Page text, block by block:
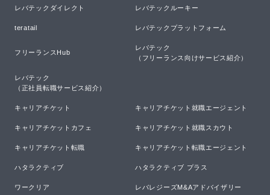
レバテックダイレクト レバテックルーキー
teratail レバテックプラットフォーム
フリーランスHub
レバテック
（フリーランス向けサービス紹介）
レバテック
（正社員転職サービス紹介）
キャリアチケット キャリアチケット就職エージェント
キャリアチケットカフェ キャリアチケット就職スカウト
キャリアチケット転職 キャリアチケット転職エージェント
ハタラクティブ ハタラクティブ プラス
ワークリア レバレジーズM&Aアドバイザリー